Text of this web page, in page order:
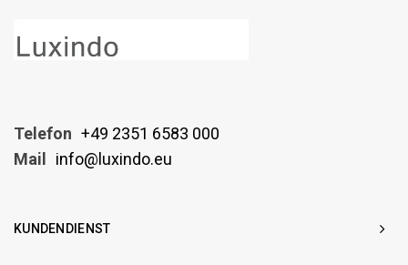
Telefon +49 2351 6583 000
Mail
info@luxindo.eu
KUNDENDIENST